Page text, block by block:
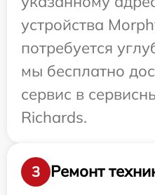
устройства
потребуется
мы бесплатно
сервис в
Richards.
3
Ремонт